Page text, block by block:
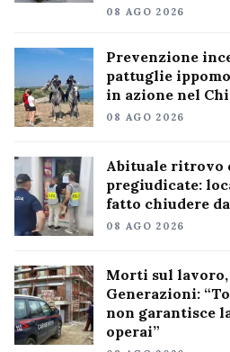
08 AGO 2026
Prevenzione
pattuglie
in azione nel
08 AGO 2026
Abituale ritrovo
pregiudicate:
fatto chiudere
08 AGO 2026
Morti sul
Generazioni:
non garantisce
operai”